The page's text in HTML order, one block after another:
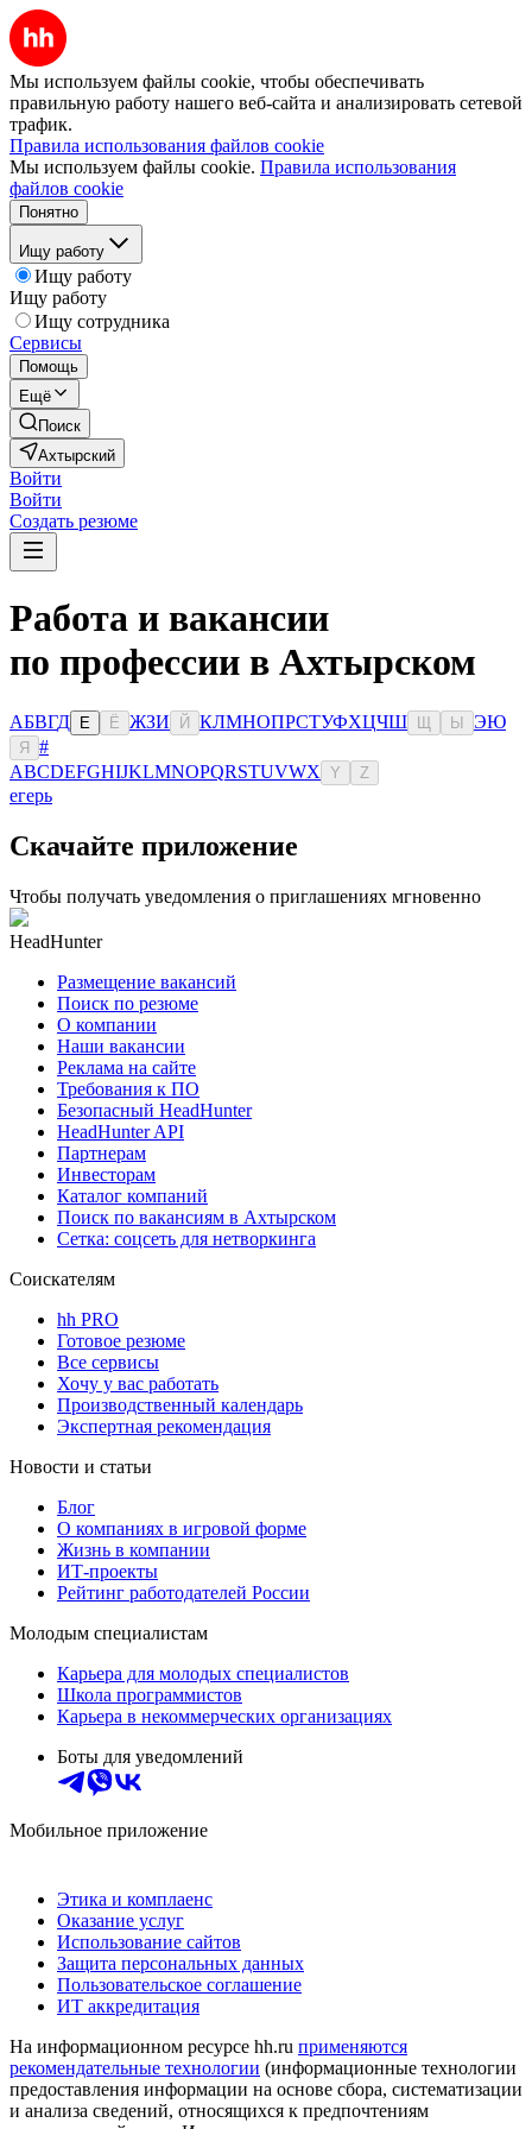
Мы используем файлы cookie, чтобы обеспечивать
правильную работу нашего веб-сайта и анализировать сетевой
трафик.
Правила использования файлов cookie
Мы используем файлы cookie. Правила использования
файлов cookie
Понятно
Ищу работу
Ищу работу
Ищу работу
Ищу сотрудника
Сервисы
Помощь
Ещё
Поиск
Ахтырский
Войти
Войти
Создать резюме
Работа и вакансии
по профессии в Ахтырском
АБВГД Е Ё ЖЗИ Й КЛМНОПРСТУФХЦЧШ Ы ЭЮ
Я
#
ABCDEFGHIJKLMNOPQRSTUVWX Y Z
егерь
Скачайте приложение
Чтобы получать уведомления о приглашениях мгновенно
HeadHunter
Размещение вакансий
Поиск по резюме
О компании
Наши вакансии
Реклама на сайте
Требования к ПО
Безопасный HeadHunter
HeadHunter API
Партнерам
Инвесторам
Каталог компаний
Поиск по вакансиям в Ахтырском
Сетка: соцсеть для нетворкинга
Соискателям
hh PRO
Готовое резюме
Все сервисы
Хочу у вас работать
Производственный календарь
Экспертная рекомендация
Новости и статьи
Блог
О компаниях в игровой форме
Жизнь в компании
ИТ-проекты
Рейтинг работодателей России
Молодым специалистам
Карьера для молодых специалистов
Школа программистов
Карьера в некоммерческих организациях
Боты для уведомлений
Мобильное приложение
Этика и комплаенс
Оказание услуг
Использование сайтов
Защита персональных данных
Пользовательское соглашение
ИТ аккредитация
На информационном ресурсе hh.ru применяются
рекомендательные технологии (информационные технологии
предоставления информации на основе сбора, систематизации
и анализа сведений, относящихся к предпочтениям